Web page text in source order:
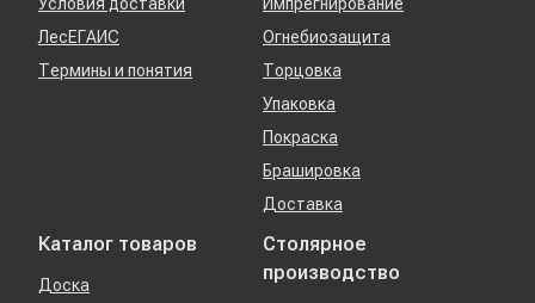
ЛесЕГАИС
Термины и понятия
Огнебиозащита
Торцовка
Упаковка
Покраска
Брашировка
Доставка
Каталог товаров
Доска
Столярное
производство